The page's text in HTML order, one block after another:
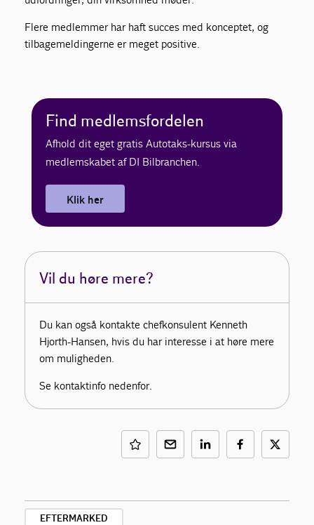
Flere medlemmer har haft succes med konceptet, og
tilbagemeldingerne er meget positive.
Find medlemsfordelen
Afhold dit eget gratis Autotaks-kursus via
medlemskabet af DI Bilbranchen.
Klik her
Vil du høre mere?
Du kan også kontakte chefkonsulent Kenneth
Hjorth-Hansen, hvis du har interesse i at høre mere
om muligheden.
Se kontaktinfo nedenfor.
EFTERMARKED